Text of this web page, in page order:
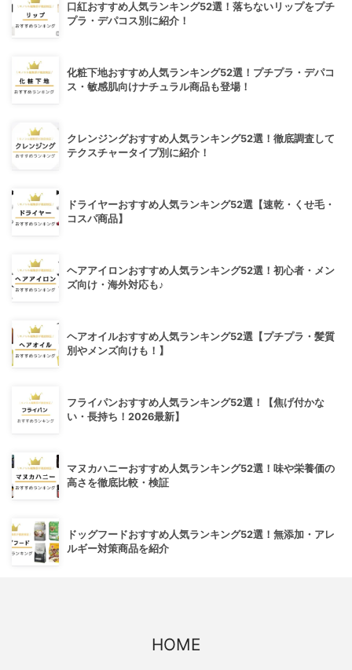
口紅おすすめ人気ランキング52選！落ちないリップをプチ
プラ・デパコス別に紹介！
化粧下地おすすめ人気ランキング52選！プチプラ・デパコ
ス・敏感肌向けナチュラル商品も登場！
クレンジングおすすめ人気ランキング52選！徹底調査して
テクスチャータイプ別に紹介！
ドライヤーおすすめ人気ランキング52選【速乾・くせ毛・
コスパ商品】
ヘアアイロンおすすめ人気ランキング52選！初心者・メン
ズ向け・海外対応も♪
ヘアオイルおすすめ人気ランキング52選【プチプラ・髪質
別やメンズ向けも！】
フライパンおすすめ人気ランキング52選！【焦げ付かな
い・長持ち！2026最新】
マヌカハニーおすすめ人気ランキング52選！味や栄養価の
高さを徹底比較・検証
ドッグフードおすすめ人気ランキング52選！無添加・アレ
ルギー対策商品を紹介
HOME